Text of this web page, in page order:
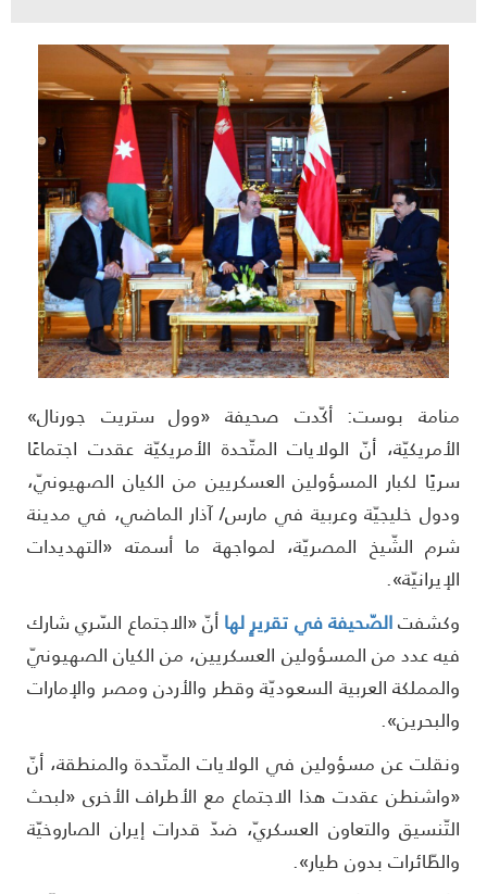
بوست: أكّدت صحيفة «وول ستريت جورنال»
أنّ الولايات المتّحدة الأمريكيّة عقدت اجتماعًا
لكبار المسؤولين العسكريين من الكيان الصهيونيّ،
خليجيّة وعربية في مارس/ آذار الماضي، في مدينة
الشّيخ المصريّة، لمواجهة ما أسمته «التهديدات
الصّحيفة في تقريرٍ لهاأنّ «الاجتماع السّري شارك
عدد من المسؤولين العسكريين، من الكيان الصهيونيّ
العربية السعوديّة وقطر والأردن ومصر والإمارات
عن مسؤولين في الولايات المتّحدة والمنطقة، أنّ
عقدت هذا الاجتماع مع الأطراف الأخرى «لبحث
والتعاون العسكريّ، ضدّ قدرات إيران الصاروخيّة
بدون طيار».